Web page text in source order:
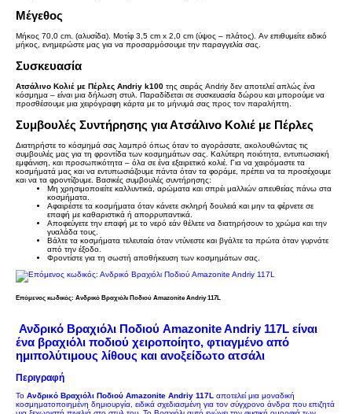
Μέγεθος
Μήκος 70,0 cm. (αλυσίδα). Μοτίφ 3,5 cm x 2,0 cm (ύψος – πλάτος). Αν επιθυμείτε ειδικό
μήκος, ενημερώστε μας για να προσαρμόσουμε την παραγγελία σας.
Συσκευασία
Ατσάλινο Κολιέ με Πέρλες Andriy k100 της σειράς Andriy δεν αποτελεί απλώς ένα
κόσμημα – είναι μια δήλωση στυλ. Παραδίδεται σε συσκευασία δώρου και μπορούμε να
προσθέσουμε μια χειρόγραφη κάρτα με το μήνυμά σας προς τον παραλήπτη.
Συμβουλές Συντήρησης για Ατσάλινο Κολιέ με Πέρλες
Διατηρήστε το κόσμημά σας λαμπρό όπως όταν το αγοράσατε, ακολουθώντας τις
συμβουλές μας για τη φροντίδα των κοσμημάτων σας. Καλύτερη ποιότητα, εντυπωσιακή
εμφάνιση, και προσωπικότητα – όλα σε ένα εξαιρετικό κολιέ. Για να χαιρόμαστε τα
κοσμήματά μας και να εντυπωσιάζουμε πάντα όταν τα φοράμε, πρέπει να τα προσέχουμε
και να τα φροντίζουμε. Βασικές συμβουλές συντήρησης:
Μη χρησιμοποιείτε καλλυντικά, αρώματα και σπρέι μαλλιών απευθείας πάνω στα
κοσμήματα.
Αφαιρέστε τα κοσμήματα όταν κάνετε σκληρή δουλειά και μην τα φέρνετε σε
επαφή με καθαριστικά ή απορρυπαντικά.
Αποφεύγετε την επαφή με το νερό εάν θέλετε να διατηρήσουν το χρώμα και την
γυαλάδα τους.
Βάλτε τα κοσμήματα τελευταία όταν ντύνεστε και βγάλτε τα πρώτα όταν γυρνάτε
από την έξοδο.
Φροντίστε για τη σωστή αποθήκευση των κοσμημάτων σας.
Επόμενος κωδικός: Ανδρικό Βραχιόλι Ποδιού Amazonite Andriy 117L
Ανδρικό Βραχιόλι Ποδιού Amazonite Andriy 117L είναι
ένα βραχιόλι ποδιού χειροποίητο, φτιαγμένο από
ημιπολύτιμους λίθους και ανοξείδωτο ατσάλι
Περιγραφή
Το Ανδρικό Βραχιόλι Ποδιού Amazonite Andriy 117L αποτελεί μια μοναδική
κοσμηματοποιημένη δημιουργία, ειδικά σχεδιασμένη για τον σύγχρονο άνδρα που επιζητά